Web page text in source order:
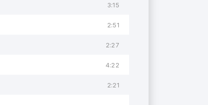
3:15
2:51
2:27
4:22
2:21